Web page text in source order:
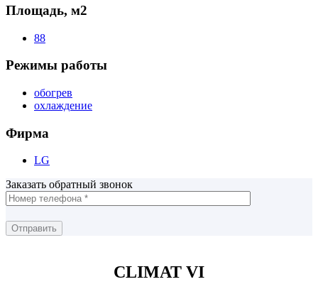
Площадь, м2
88
Режимы работы
обогрев
охлаждение
Фирма
LG
Заказать обратный звонок
CLIMAT VI